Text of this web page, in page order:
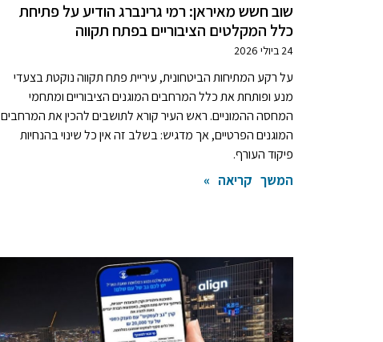
שוב חשש מאיראן: רמי גרינברג הודיע על פתיחת
כלל המקלטים הציבוריים בפתח תקווה
24 ביולי 2026
על רקע המתיחות הביטחונית, עיריית פתח תקווה נוקטת בצעדי
מנע ופותחת את כלל המרחבים המוגנים הציבוריים ומתחמי
המחסה ההמוניים. ראש העיר קורא לתושבים להכין את המרחבים
המוגנים הפרטיים, אך מדגיש: בשלב זה אין כל שינוי בהנחיות
פיקוד העורף.
המשך קריאה »